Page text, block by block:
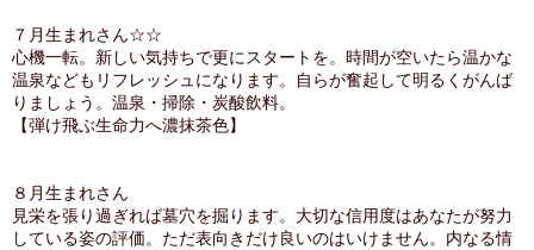
７月生まれさん☆☆
心機一転。新しい気持ちで更にスタートを。時間が空いたら温かな
温泉などもリフレッシュになります。自らが奮起して明るくがんば
りましょう。温泉・掃除・炭酸飲料。
【弾け飛ぶ生命力へ濃抹茶色】
８月生まれさん
見栄を張り過ぎれば墓穴を掘ります。大切な信用度はあなたが努力
している姿の評価。ただ表向きだけ良いのはいけません。内なる情